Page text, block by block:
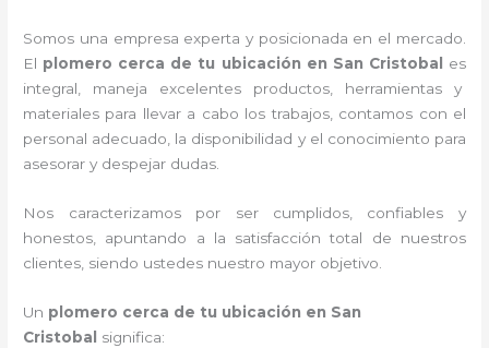
Somos una empresa experta y posicionada en el mercado.
El plomero cerca de tu ubicación en San Cristobal
es
integral, maneja excelentes productos, herramientas y
materiales para llevar a cabo los trabajos, contamos con el
personal adecuado, la disponibilidad y el conocimiento para
asesorar y despejar dudas.
Nos caracterizamos por ser cumplidos, confiables y
honestos, apuntando a la satisfacción total de nuestros
clientes, siendo ustedes nuestro mayor objetivo.
Un plomero cerca de tu ubicación en San
Cristobal
significa: